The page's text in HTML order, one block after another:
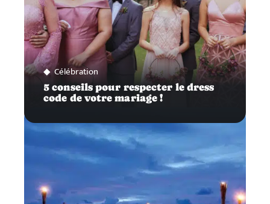
Célébration
5 conseils pour respecter le dress
code de votre mariage !